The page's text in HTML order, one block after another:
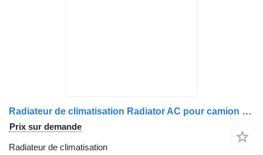
Radiateur de climatisation Radiator AC pour camion Volvo 20809759/7420809759
Prix sur demande
Radiateur de climatisation